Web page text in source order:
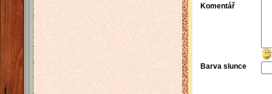
Komentář
Barva slunce